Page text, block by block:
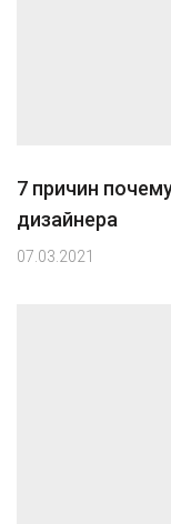
7 причин
дизайнера
07.03.2021